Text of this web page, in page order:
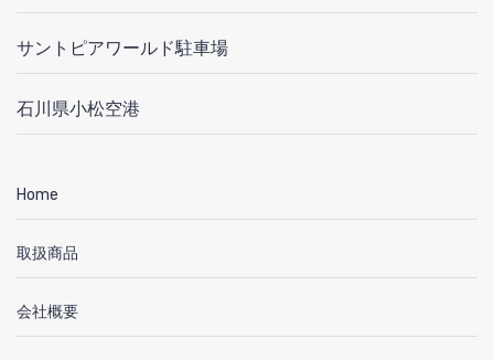
サントピアワールド駐車場
石川県小松空港
Home
取扱商品
会社概要